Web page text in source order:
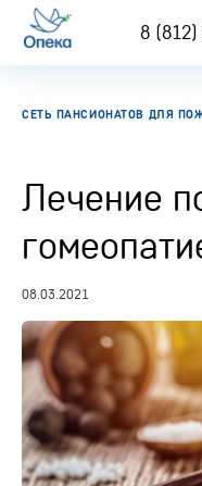
8
СЕТЬ ПАНСИОНАТОВ ДЛЯ
Лечение
08.03.2021